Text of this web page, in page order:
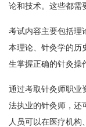
论和技术。这些都需
考试内容主要包括理
本理论、针灸学的历
生掌握正确的针灸操
通过考取针灸师职业
法执业的针灸师，还
人员可以在医疗机